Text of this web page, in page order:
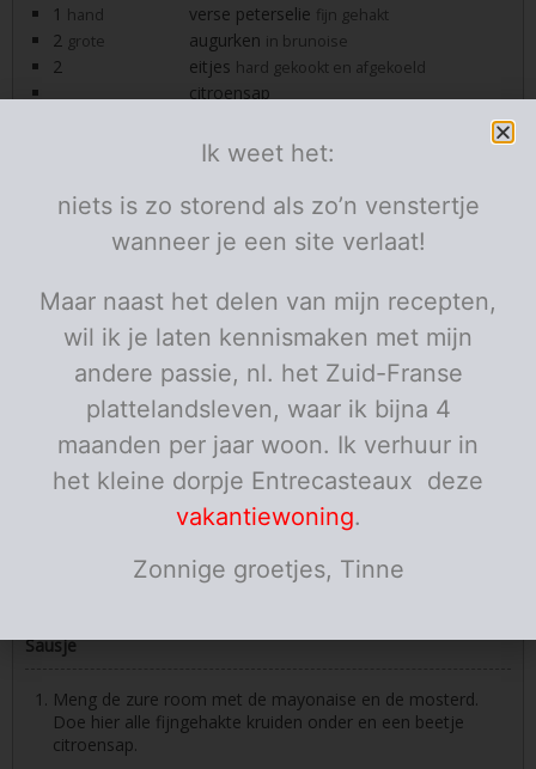
1 hand verse peterselie fijn gehakt
2 grote augurken in brunoise
2 eitjes hard gekookt en afgekoeld
citroensap
pezo
Instructies
Snij de vis in stukjes en doe hem in een hakmolentje.
Doe er 1 fijn gesnipperd sjalotje en een handje dille bij
en maal fijn. Doe het hakmolentje niet te vol anders
krijgt hij de vis niet fijn gemalen, doe het dan in twee of
drie keer.
Doe de vis in een platte schaal of bord en verspreid
hem hierover uit. Kruid nu met wat pezo, zo zijn de
kruiden gelijkmatig verdeeld. Meng alles weer en maak
Sausje
Meng de zure room met de mayonaise en de mosterd.
Doe hier alle fijngehakte kruiden onder en een beetje
citroensap.
Ik weet het:
niets is zo storend als zo’n venstertje
wanneer je een site verlaat!
Maar naast het delen van mijn recepten,
wil ik je laten kennismaken met mijn
andere passie, nl. het Zuid-Franse
plattelandsleven, waar ik bijna 4
maanden per jaar woon. Ik verhuur in
het kleine dorpje Entrecasteaux deze
vakantiewoning.
Zonnige groetjes, Tinne